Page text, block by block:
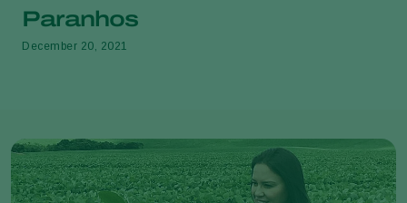
Paranhos
December 20, 2021